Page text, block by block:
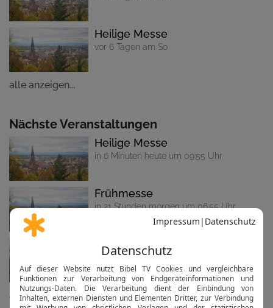
Heilige Messe
vor 6 Tagen am So
alle anzeigen...
Nächste Veranstaltungen
Heilige Messe
in 6 Minuten heute um 09:55 Uhr
Frühmesse
in 21 Stunden morgen um 06:55 Uhr
Frühmesse
in 4 Tagen am Do um 06:55 Uhr
alle anzeigen...